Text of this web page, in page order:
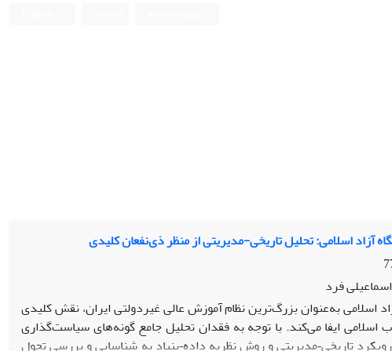
اسلامی: تحلیل تاریخی-مدیریتی از منظر ذی‌نفعان کلیدی
فرد
اسلامی به‌عنوان بزرگ‌ترین نظام آموزش عالی غیردولتی ایران، نقش کلیدی
اسلامی ایفا می‌کند. با توجه به فقدان تحلیل جامع گونه‌های سیاست‌گذاری
تاریخی‑مدیریتی و روش نظریه داده‑بنیاد به شناسایی و بررسی تحول